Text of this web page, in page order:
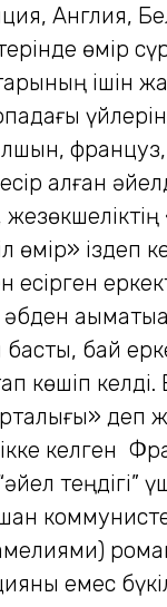
Англия,
өмір
ішін
қалған
өмір» іздеп
бай
көшіп келді.
деп
келген
теңдігі”
емес